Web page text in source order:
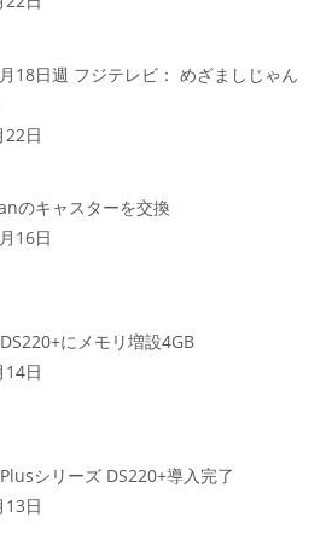
18日週 フジテレビ： めざましじゃん
22日
のキャスターを交換
16日
にメモリ増設4GB
14日
シリーズ DS220+導入完了
13日